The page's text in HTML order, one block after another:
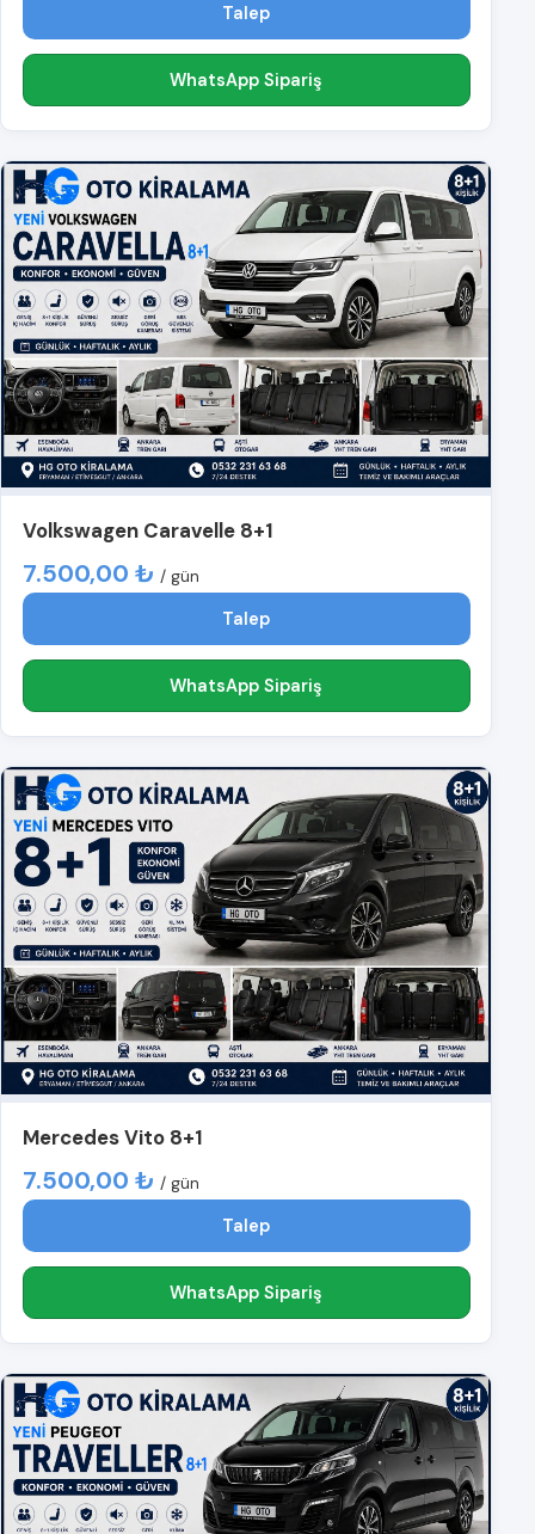
Talep
WhatsApp Sipariş
Volkswagen Caravelle 8+1
7.500,00 ₺ / gün
Talep
WhatsApp Sipariş
Mercedes Vito 8+1
7.500,00 ₺ / gün
Talep
WhatsApp Sipariş